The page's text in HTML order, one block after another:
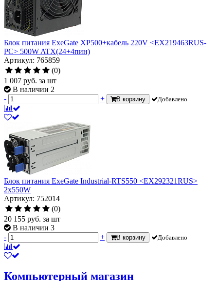
Блок питания ExeGate XP500+кабель 220V <EX219463RUS-
PC> 500W ATX(24+4пин)
Артикул: 765859
(0)
1 007 руб. за шт
В наличии 2
-
+ В корзину Добавлено
Блок питания ExeGate Industrial-RTS550 <EX292321RUS>
2x550W
Артикул: 752014
(0)
20 155 руб. за шт
В наличии 3
-
+ В корзину Добавлено
Компьютерный магазин